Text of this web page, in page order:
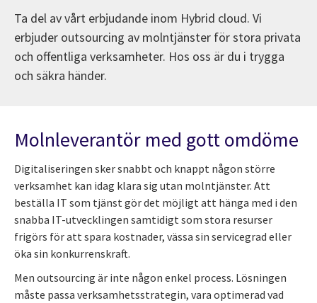
Ta del av vårt erbjudande inom Hybrid cloud. Vi
erbjuder outsourcing av molntjänster för stora privata
och offentliga verksamheter. Hos oss är du i trygga
och säkra händer.
Molnleverantör med gott omdöme
Digitaliseringen sker snabbt och knappt någon större
verksamhet kan idag klara sig utan molntjänster. Att
beställa IT som tjänst gör det möjligt att hänga med i den
snabba IT-utvecklingen samtidigt som stora resurser
frigörs för att spara kostnader, vässa sin servicegrad eller
öka sin konkurrenskraft.
Men outsourcing är inte någon enkel process. Lösningen
måste passa verksamhetsstrategin, vara optimerad vad